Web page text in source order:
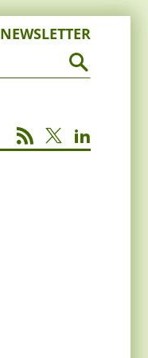
NEWSLETTER